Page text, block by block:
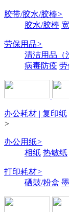
胶带/胶水/胶棒>
胶水/胶棒
劳保用品>
清洁用品（
病毒防疫 劳
办公耗材 | 复印纸
>
办公用纸>
相纸 热敏纸
打印耗材>
硒鼓/粉盒